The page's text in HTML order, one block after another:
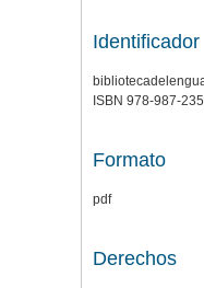
Identificador
ISBN 978-987-
Formato
pdf
Derechos